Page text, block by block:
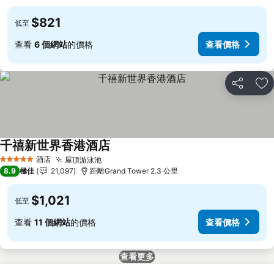
低至 $821
查看 6 個網站的價格 查看價格
分享 放
5 星級 酒店 屋頂游泳池
千禧新世界香港酒店
8.9 極佳 21,097 距離Grand Tower 2.3 公里
低至 $1,021
查看 11 個網站的價格 查看價格
查看更多